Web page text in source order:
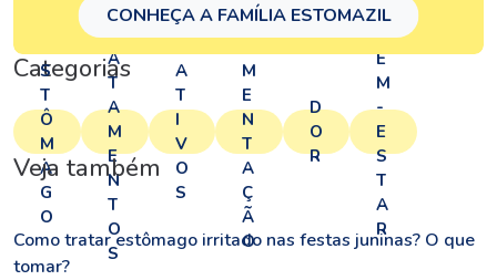
CONHEÇA A FAMÍLIA ESTOMAZIL
Categorias
S
T
Ô
M
A
G
O
T
R
A
T
A
M
E
N
T
O
S
A
T
I
V
O
S
A
M
E
N
T
A
Ç
Ã
O
D
O
R
B
E
M
-
E
S
T
A
R
Veja também
Como tratar estômago irritado nas festas juninas? O que
tomar?